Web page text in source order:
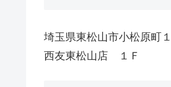
埼玉県東松山市小松原町
西友東松山店 １Ｆ